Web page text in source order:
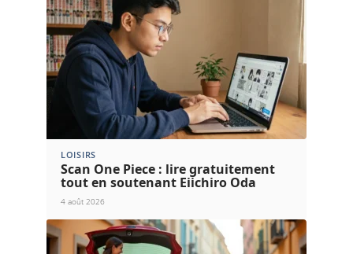
LOISIRS
Scan One Piece : lire gratuitement
tout en soutenant Eiichiro Oda
4 août 2026